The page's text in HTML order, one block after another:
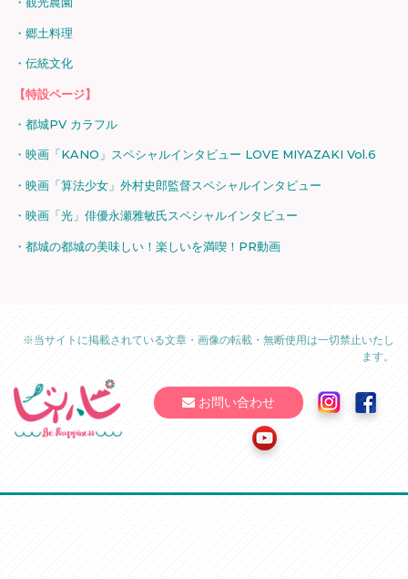
郷土料理
伝統文化
【特設ページ】
都城PV カラフル
映画「KANO」スペシャルインタビュー LOVE MIYAZAKI Vol.6
映画「算法少女」外村史郎監督スペシャルインタビュー
映画「光」俳優永瀬雅敏氏スペシャルインタビュー
都城の都城の美味しい！楽しいを満喫！PR動画
※当サイトに掲載されている文章・画像の転載・無断使用は一切禁止いたし
ます。
お問い合わせ